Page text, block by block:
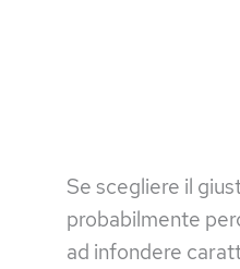
Se scegliere il
probabilmente
ad infondere